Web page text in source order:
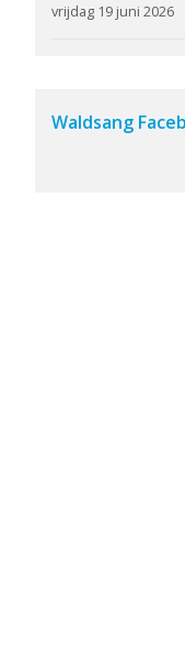
vrijdag 19 juni 2026
Waldsang